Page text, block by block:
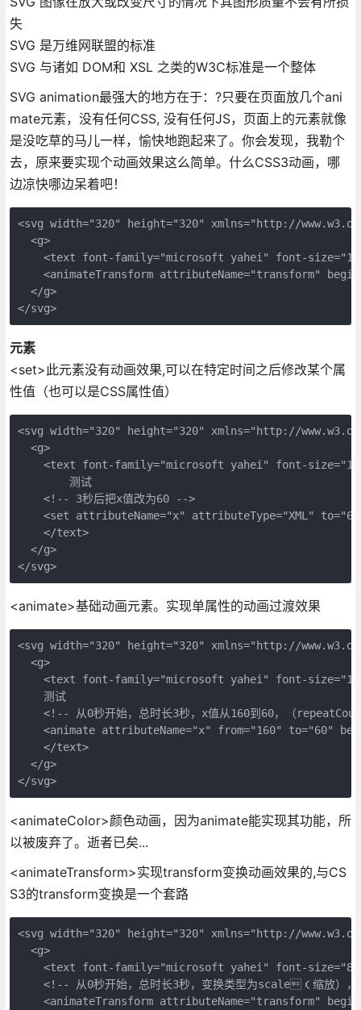
失
SVG 是万维网联盟的标准
SVG 与诸如 DOM和 XSL 之类的W3C标准是一个整体
SVG animation最强大的地方在于：?只要在页面放几个ani
mate元素，没有任何CSS, 没有任何JS，页面上的元素就像
是没吃草的马儿一样，愉快地跑起来了。你会发现，我勒个
去，原来要实现个动画效果这么简单。什么CSS3动画，哪
边凉快哪边呆着吧！
<svg width="320" height="320" xmlns="http://
  <g>
<text font-family="microsoft yahei" font-
<animateTransform attributeName="transform"
  </g>
</svg>
元素
<set>此元素没有动画效果,可以在特定时间之后修改某个属
性值（也可以是CSS属性值）
<svg width="320" height="320" xmlns="http://
  <g>
<text font-family="microsoft yahei" font-
        测试
    <!-- 3秒后把x值改为60 -->
<set attributeName="x" attributeType="XML"
    </text>
  </g>
</svg>
<animate>基础动画元素。实现单属性的动画过渡效果
<svg width="320" height="320" xmlns="http://
  <g>
<text font-family="microsoft yahei" font-
    测试
<!-- 从0秒开始，总时长3秒，x值从160到60，（
<animate attributeName="x" from="160" to="60"
    </text>
  </g>
</svg>
<animateColor>颜色动画，因为animate能实现其功能，所
以被废弃了。逝者已矣...
<animateTransform>实现transform变换动画效果的,与CS
S3的transform变换是一个套路
<svg width="320" height="320" xmlns="http://
  <g>
<text font-family="microsoft yahei" font-
<!-- 从0秒开始，总时长3秒，变换类型为scale（缩放）
<animateTransform attributeName="transform"